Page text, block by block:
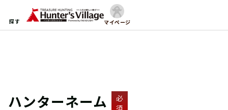
探す マイページ
ハンターネーム
必
須